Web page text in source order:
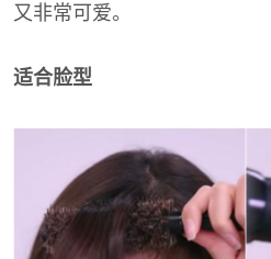
又非常可爱。
适合脸型